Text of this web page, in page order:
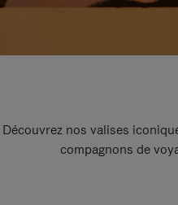
Découvrez nos valises
compagnons de